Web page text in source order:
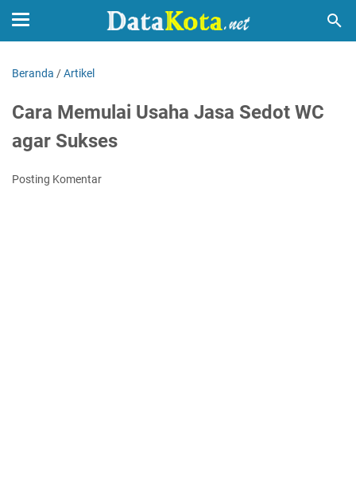
Beranda /Artikel
Cara Memulai Usaha Jasa Sedot WC
agar Sukses
Posting Komentar